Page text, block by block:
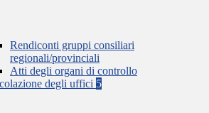
Rendiconti gruppi consiliari
regionali/provinciali
Atti degli organi di controllo
degli uffici 5